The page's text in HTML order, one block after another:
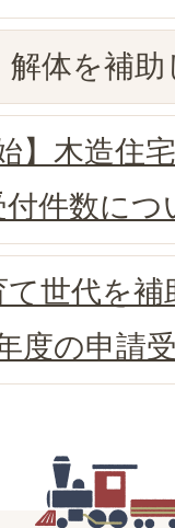
体を補
】木造住
件数につ
世代を
度の申請